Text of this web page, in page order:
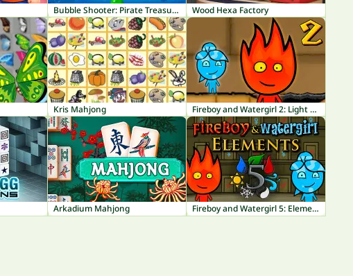
Bubble Shooter: Pirate Treasures Wood Hexa Factory
Kris Mahjong Fireboy and Watergirl 2: Light Temple
Arkadium Mahjong Fireboy and Watergirl 5: Elements